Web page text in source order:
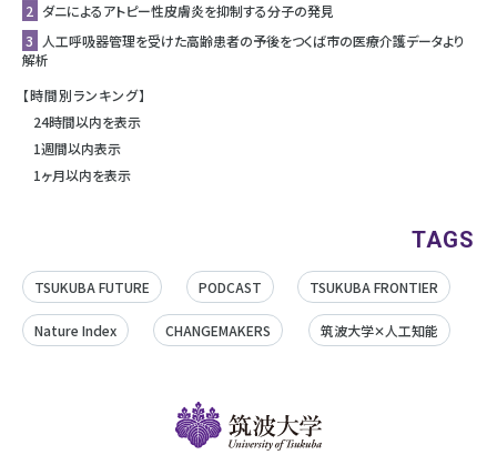
2 ダニによるアトピー性皮膚炎を抑制する分子の発見
3
人工呼吸器管理を受けた高齢患者の予後をつくば市の医療介護データより
解析
【時間別ランキング】
24時間以内を表示
1週間以内表示
1ヶ月以内を表示
TAGS
TSUKUBA FUTURE PODCAST TSUKUBA FRONTIER
Nature Index CHANGEMAKERS 筑波大学✕人工知能